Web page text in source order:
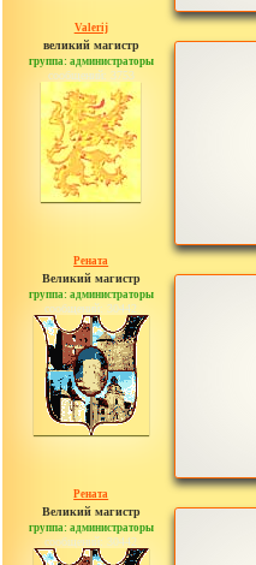
Valerij
великий магистр
группа: администраторы
сообщений: 3753
Рената
Великий магистр
группа: администраторы
сообщений: 30442
Рената
Великий магистр
группа: администраторы
сообщений: 30442